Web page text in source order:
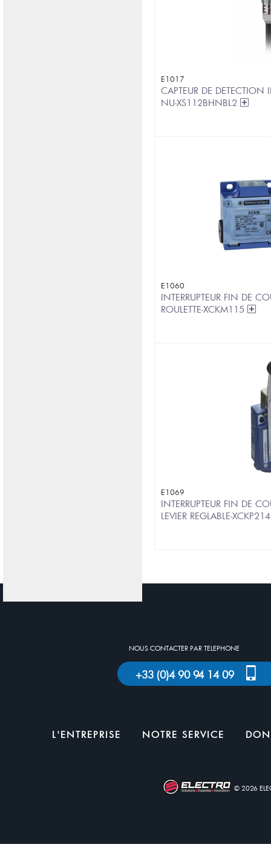
E1017
CAPTEUR DE
NU-XS112BHNBL2
E1060
INTERRUPTEUR FIN DE
ROULETTE-XCKM115
E1069
INTERRUPTEUR FIN DE
LEVIER REGLABLE-
NOUS CONTACTER PAR TELEPHONE
+33 (0)4 90 94 14 09
L'ENTREPRISE NOTRE SERVICE
© 2026